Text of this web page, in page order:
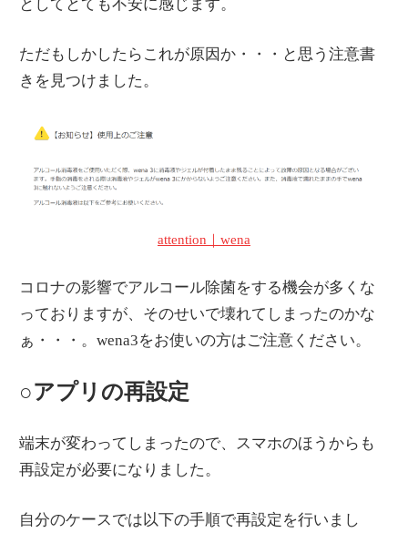
としてとても不安に感じます。
ただもしかしたらこれが原因か・・・と思う注意書
きを見つけました。
attention｜wena
コロナの影響でアルコール除菌をする機会が多くな
っておりますが、そのせいで壊れてしまったのかな
ぁ・・・。wena3をお使いの方はご注意ください。
○アプリの再設定
端末が変わってしまったので、スマホのほうからも
再設定が必要になりました。
自分のケースでは以下の手順で再設定を行いまし